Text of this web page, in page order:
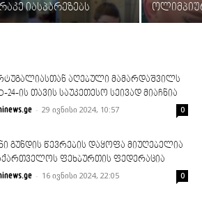
იასპარეზებს
აღებული მამარდაშვილს
24-ის თავის საუკეთესო სეივად მიაჩნია
- 29 ივნისი 2024, 10:57 0
გუნდის წევრების დაყოფა მიუღებელია
ფეხბურთის ფედერაცია
- 16 ივნისი 2024, 22:05 0